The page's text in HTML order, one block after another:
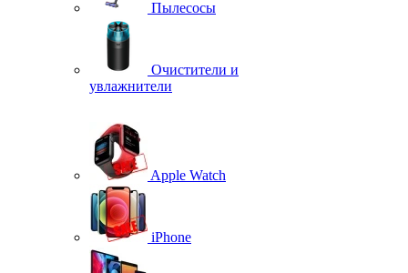
Пылесосы
Очистители и
увлажнители
Apple Watch
iPhone